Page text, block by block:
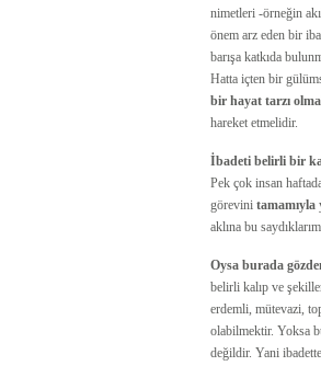
nimetleri -örneğin
önem arz eden bir
barışa katkıda
Hatta içten bir
bir hayat tarzı
hareket etmelidir.
İbadeti belirli bir
Pek çok insan
görevini tamamıyla
aklına bu
Oysa burada
belirli kalıp ve
erdemli, mütevazi,
olabilmektir. Yoksa
değildir. Yani